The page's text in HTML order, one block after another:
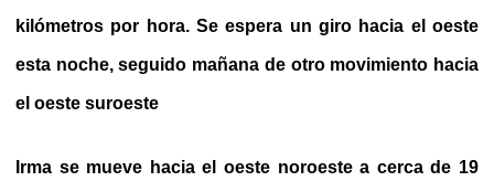
kilómetros por hora. Se espera un giro hacia el oeste
esta noche, seguido mañana de otro movimiento hacia
el oeste suroeste
Irma se mueve hacia el oeste noroeste a cerca de 19